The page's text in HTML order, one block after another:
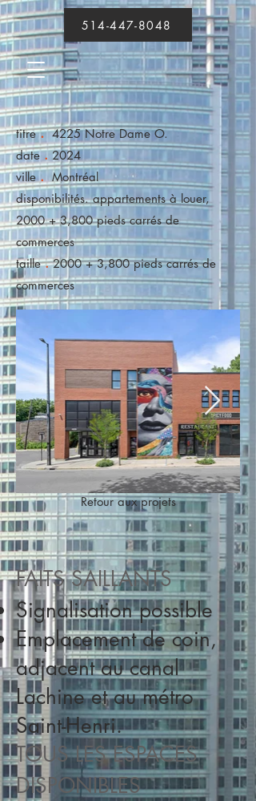
514-447-8048
titre.4225 Notre Dame O.
date . 2024
ville .Montréal
disponibilités. appartements à louer,
2000 + 3,800 pieds carrés de
commerces
taille.2000 + 3,800 pieds carrés de
commerces
Retour aux projets
FAITS SAILLANTS​
Signalisation possible
Emplacement de coin,
adjacent au canal
Lachine et au métro
Saint-Henri.
TOUS LES ESPACES
DISPONIBLES